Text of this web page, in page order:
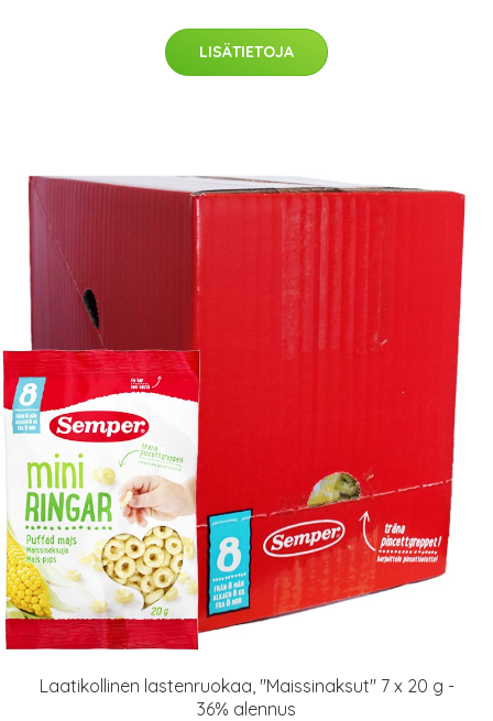
LISÄTIETOJA
Laatikollinen lastenruokaa, "Maissinaksut" 7 x 20 g -
36% alennus